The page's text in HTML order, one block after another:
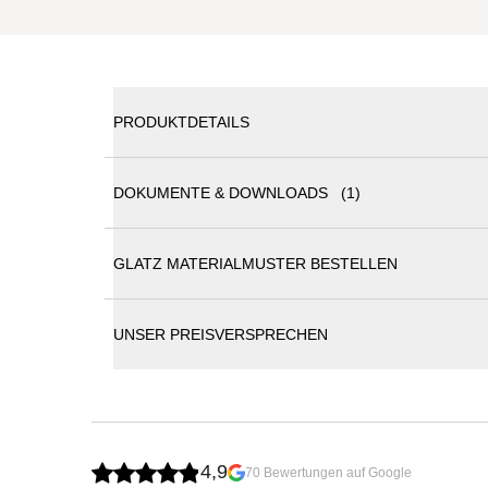
PRODUKTDETAILS
Let’s Twist Again! Mit Alu-Twist easy kommen
Kurbelgehäuses, bringen Sie das Schirmdach
bleiben.
DOKUMENTE & DOWNLOADS (1)
GLATZ MATERIALMUSTER BESTELLEN
UNSER PREISVERSPRECHEN
4,9 70 Bewertungen auf Google